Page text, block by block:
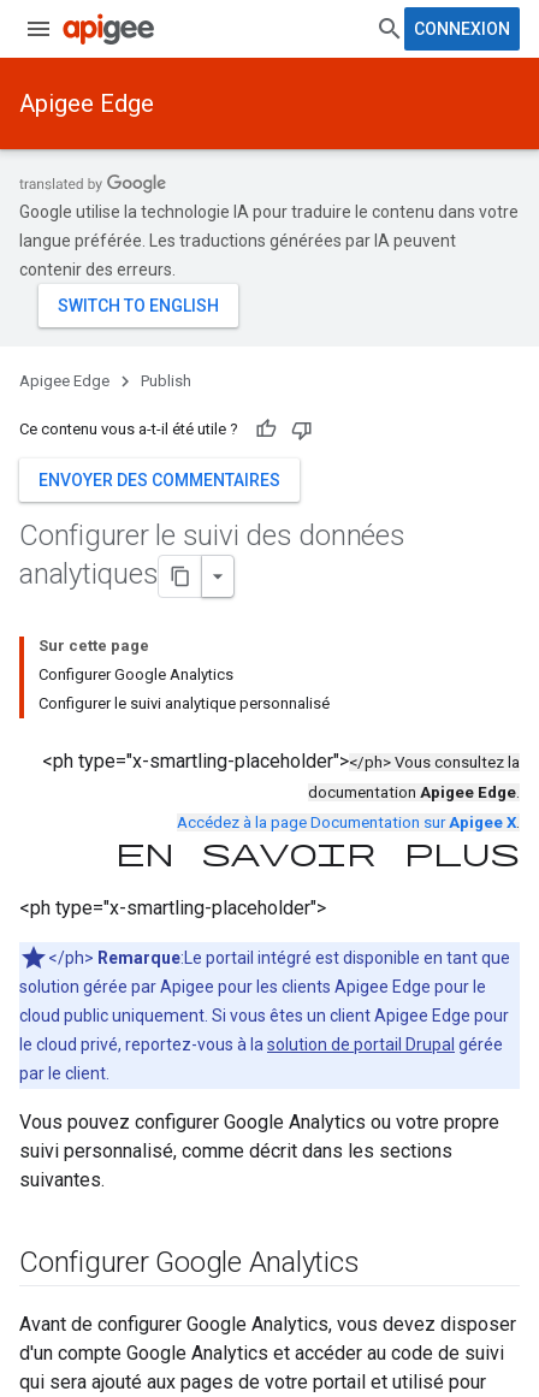
CONNEXION
Apigee Edge
Google utilise la technologie IA pour traduire le contenu dans votre
langue préférée. Les traductions générées par IA peuvent
contenir des erreurs.
Apigee Edge Publish
Ce contenu vous a-t-il été utile ?
ENVOYER DES COMMENTAIRES
Configurer le suivi des données
analytiques
Sur cette page
Configurer Google Analytics
Configurer le suivi analytique personnalisé
<ph type="x-smartling-placeholder"></ph> Vous consultez la
documentation Apigee Edge.
Accédez à la page Documentation surApigee X.
En savoir plus
<ph type="x-smartling-placeholder">
</ph> Remarque:Le portail intégré est disponible en tant que
solution gérée par Apigee pour les clients Apigee Edge pour le
cloud public uniquement. Si vous êtes un client Apigee Edge pour
le cloud privé, reportez-vous à la solution de portail Drupal gérée
par le client.
Vous pouvez configurer Google Analytics ou votre propre
suivi personnalisé, comme décrit dans les sections
suivantes.
Configurer Google Analytics
Avant de configurer Google Analytics, vous devez disposer
d'un compte Google Analytics et accéder au code de suivi
qui sera ajouté aux pages de votre portail et utilisé pour